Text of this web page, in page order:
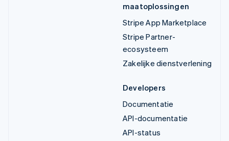
maatoplossingen
Stripe App Marketplace
Stripe Partner-
ecosysteem
Zakelijke dienstverlening
Developers
Documentatie
API-documentatie
API-status